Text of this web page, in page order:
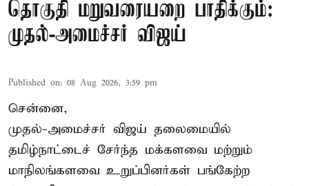
தொகுதி மறுவரையறை பாதிக்கும்:
முதல்-அமைச்சர் விஜய்
Published on: 08 Aug 2026, 3:59 pm
சென்னை,
முதல்-அமைச்சர் விஜய் தலைமையில்
தமிழ்நாட்டைச் சேர்ந்த மக்களவை மற்றும்
மாநிலங்களவை உறுப்பினர்கள் பங்கேற்ற